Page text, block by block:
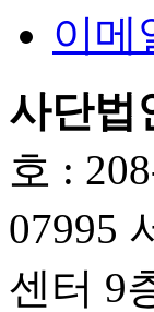
이메
사단법
호 :
07995
센터 9